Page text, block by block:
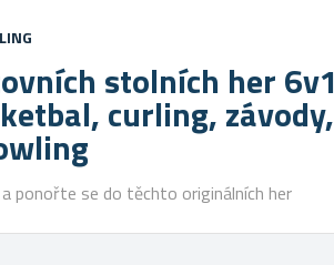
stolních her
curling, závody,
ponořte se do těchto originálních her